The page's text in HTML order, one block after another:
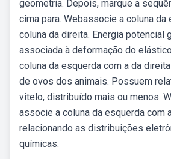
geometria. Depois, marque a
cima para. Webassocie a coluna da
coluna da direita. Energia potencial
associada à deformação do
coluna da esquerda com a da
de ovos dos animais. Possuem
vitelo, distribuído mais ou menos.
associe a coluna da esquerda com
relacionando as distribuições
químicas.